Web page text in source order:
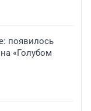
появилось
«Голубом